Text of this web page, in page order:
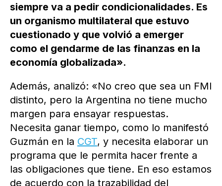
siempre va a pedir condicionalidades. Es
un organismo multilateral que estuvo
cuestionado y que volvió a emerger
como el gendarme de las finanzas en la
economía globalizada».
Además, analizó: «No creo que sea un FMI
distinto, pero la Argentina no tiene mucho
margen para ensayar respuestas.
Necesita ganar tiempo, como lo manifestó
Guzmán en la CGT, y necesita elaborar un
programa que le permita hacer frente a
las obligaciones que tiene. En eso estamos
de acuerdo con la trazabilidad del